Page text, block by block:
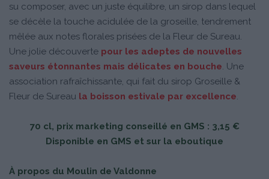
su composer, avec un juste équilibre, un sirop dans lequel
se décèle la touche acidulée de la groseille, tendrement
mêlée aux notes florales prisées de la Fleur de Sureau.
Une jolie découverte pour les adeptes de nouvelles
saveurs étonnantes mais délicates en bouche. Une
association rafraîchissante, qui fait du sirop Groseille &
Fleur de Sureau la boisson estivale par excellence.
70 cl, prix marketing conseillé en GMS : 3,15 €
Disponible en GMS et sur la eboutique
À propos du Moulin de Valdonne